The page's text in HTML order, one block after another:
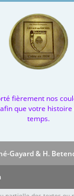
fièrement nos
que votre histoire
temps.
Gayard & H.